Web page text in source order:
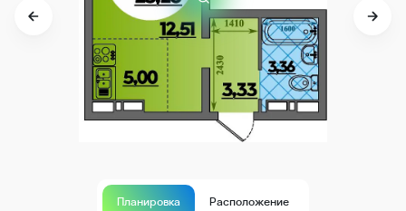
Планировка Расположение